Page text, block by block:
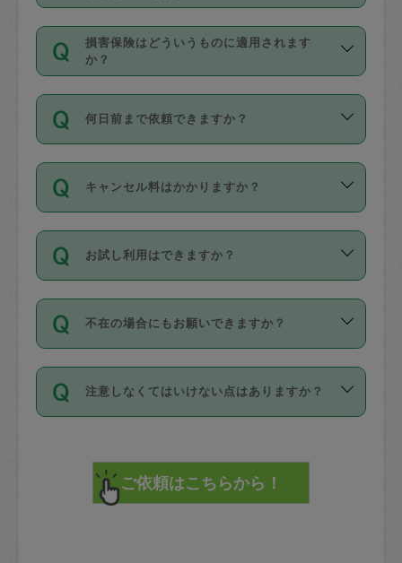
能です。依頼送信後、個別にタスカジさ
んにメッセージを送り調整してくださ
い。ただし、２時間を越えての調整はで
時間も被らない場合、損害保険の対象外
基本的に、高所での作業や危険作業、屋
外での作業は対象外です。
育園や学校の給食やレストランで料理関
係の専門職に従事されていた方、日本で
すでにハウスキーパーや英語の先生とし
てお仕事をしているフィリピン出身の
社員など様々なバックグラウンドの方が
登録しています。
日本語も話せる方など様々です。
ールに記載していますので、各自の得意
を依頼してください。
応募の際に、各自事務局との面接と説明
を行っています。その後、身分証明書の
写真提出をしていただいています。外国
確認しています。タスカジさんトレーニ
ング動画を使ったセルフトレーニングの
現場トライアルを受け、合格したタスカ
ジさんが活動されています。
※テストセンターの講評は１件目のレビュ
参考
【詳細】タスカジさんの登録に際
損害保険はどういうものに適用されます
か？
依頼者とタスカジさんとの間でタスカジ
を通して成立した作業時間内での作業に
適用されます。作業範囲は、掃除、洗
です。作業中に物を壊したり、人にけが
をさせたりした場合が対象で、補償金額
す。
写真を撮り、
詳細FAQ：
損害賠償保険について教えて
何日前まで依頼できますか？
ご依頼は、現在を起点に3日後（72時間
以降）の日時から受付可能となっていま
す。
タスカジさんへ「募集」をかけることが
可能です。
キャンセル料はかかりますか？
キャンセル料には、以下の2種類がありま
す。
1. 直前キャンセル（定期、スポット契約
共通）
72時間を超える※と、以下のキャンセル
料が発生します。
直前キャンセル料：
72時間前〜24時間前＝依頼料金の50%
お試し利用はできますか？
「お試し利用」というメニューはありま
せんが、「一回のみ」依頼を活用するこ
とによって、気に入ったタスカジさんを
まず、条件の合う気になるタスカジさ
みてください。
その後、一番気に入ったタスカジさんに
不在の場合にもお願いできますか？
不在の場合の作業はタスカジさんの同意
が必要です。数回の依頼ののち、タスカ
ジさんと依頼者の間で十分な信頼関係が
てください。
不在時に部屋に入るためにタスカジさん
注意しなくてはいけない点はありますか？
で、必ず鍵のかかるロッカーや金庫に入
れて依頼者の責任の元管理するよう心掛
けてください。